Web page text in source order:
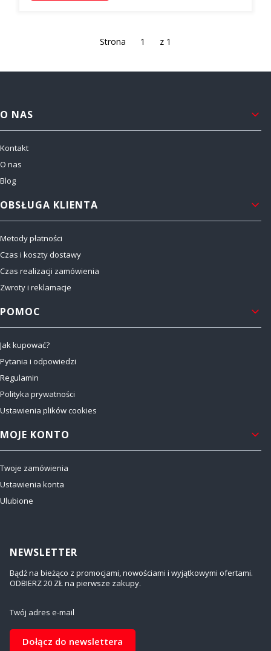
Strona z 1
Linki w stopce
O NAS
Kontakt
O nas
Blog
OBSŁUGA KLIENTA
Metody płatności
Czas i koszty dostawy
Czas realizacji zamówienia
Zwroty i reklamacje
POMOC
Jak kupować?
Pytania i odpowiedzi
Regulamin
Polityka prywatności
Ustawienia plików cookies
MOJE KONTO
Twoje zamówienia
Ustawienia konta
Ulubione
NEWSLETTER
Bądź na bieżąco z promocjami, nowościami i wyjątkowymi ofertami.
ODBIERZ 20 ZŁ na pierwsze zakupy.
Twój adres e-mail
Dołącz do newslettera